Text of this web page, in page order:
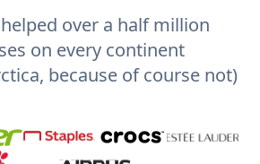
helped over a half million
on every continent
because of course not)